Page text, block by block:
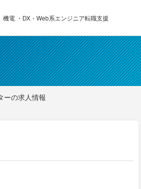
電 ・DX・Web系エンジニア転職支援
ーの求人情報